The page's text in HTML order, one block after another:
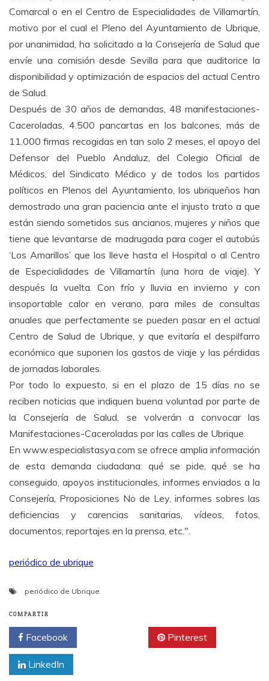
Comarcal o en el Centro de Especialidades de Villamartín,
motivo por el cual el Pleno del Ayuntamiento de Ubrique,
por unanimidad, ha solicitado a la Consejería de Salud que
envíe una comisión desde Sevilla para que auditorice la
disponibilidad y optimización de espacios del actual Centro
de Salud.
Después de 30 años de demandas, 48 manifestaciones-
Caceroladas, 4.500 pancartas en los balcones, más de
11.000 firmas recogidas en tan solo 2 meses, el apoyo del
Defensor del Pueblo Andaluz, del Colegio Oficial de
Médicos, del Sindicato Médico y de todos los partidos
políticos en Plenos del Ayuntamiento, los ubriqueños han
demostrado una gran paciencia ante el injusto trato a que
están siendo sometidos sus ancianos, mujeres y niños que
tiene que levantarse de madrugada para coger el autobús
‘Los Amarillos’ que los lleve hasta el Hospital o al Centro
de Especialidades de Villamartín (una hora de viaje). Y
después la vuelta. Con frío y lluvia en invierno y con
insoportable calor en verano, para miles de consultas
anuales que perfectamente se pueden pasar en el actual
Centro de Salud de Ubrique, y que evitaría el despilfarro
económico que suponen los gastos de viaje y las pérdidas
de jornadas laborales.
Por todo lo expuesto, si en el plazo de 15 días no se
reciben noticias que indiquen buena voluntad por parte de
la Consejería de Salud, se volverán a convocar las
Manifestaciones-Caceroladas por las calles de Ubrique.
En www.especialistasya.com se ofrece amplia información
de esta demanda ciudadana: qué se pide, qué se ha
conseguido, apoyos institucionales, informes enviados a la
Consejería, Proposiciones No de Ley, informes sobres las
deficiencias y carencias sanitarias, vídeos, fotos,
documentos, reportajes en la prensa, etc.".
periódico de ubrique
periódico de Ubrique
COMPARTIR
Facebook Pinterest
LinkedIn